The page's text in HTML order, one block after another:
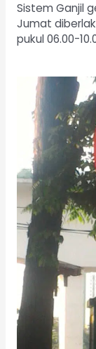
Sistem Ganjil
Jumat
pukul 06.00-